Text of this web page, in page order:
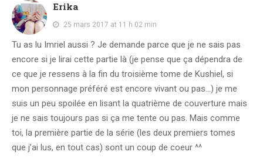
Erika
25 mars 2017 at 11 h 02 min
Tu as lu Imriel aussi ? Je demande parce que je ne sais pas
encore si je lirai cette partie là (je pense que ça dépendra de
ce que je ressens à la fin du troisième tome de Kushiel, si
mon personnage préféré est encore vivant ou pas…) je me
suis un peu spoilée en lisant la quatrième de couverture mais
je ne sais toujours pas si ça me tente ou pas. Mais comme
toi, la première partie de la série (les deux premiers tomes
que j’ai lus, en tout cas) sont un coup de coeur ^^